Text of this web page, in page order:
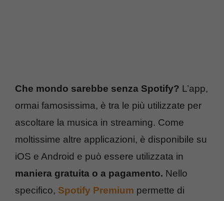
Che mondo sarebbe senza Spotify? L’app,
ormai famosissima, è tra le più utilizzate per
ascoltare la musica in streaming. Come
moltissime altre applicazioni, è disponibile su
iOS e Android e può essere utilizzata in
maniera gratuita o a pagamento. Nello
specifico, Spotify Premium permette di